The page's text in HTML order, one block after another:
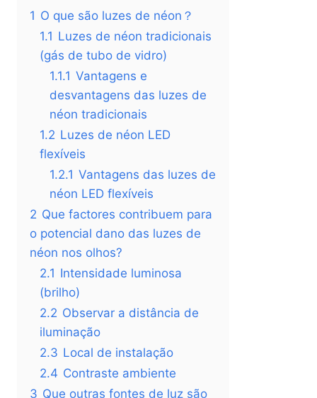
1 O que são luzes de néon？
1.1 Luzes de néon tradicionais
(gás de tubo de vidro)
1.1.1 Vantagens e
desvantagens das luzes de
néon tradicionais
1.2 Luzes de néon LED
flexíveis
1.2.1 Vantagens das luzes de
néon LED flexíveis
2 Que factores contribuem para
o potencial dano das luzes de
néon nos olhos?
2.1 Intensidade luminosa
(brilho)
2.2 Observar a distância de
iluminação
2.3 Local de instalação
2.4 Contraste ambiente
3 Que outras fontes de luz são